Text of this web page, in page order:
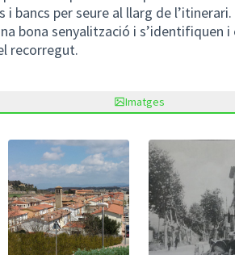
i bancs per seure al llarg de
bona senyalització i s’identifiquen
recorregut.
Imatges